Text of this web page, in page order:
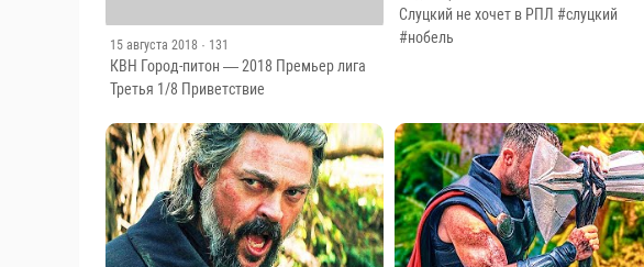
15 августа 2018 · 131
КВН Город-питон — 2018 Премьер лига
Третья 1/8 Приветствие
Слуцкий не хочет в РПЛ #слуцкий
#нобель